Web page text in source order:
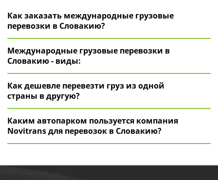
Как заказать международные грузовые
перевозки в Словакию?
Международные грузовые перевозки в
Словакию - виды:
Как дешевле перевезти груз из одной
страны в другую?
Каким автопарком пользуется компания
Novitrans для перевозок в Словакию?